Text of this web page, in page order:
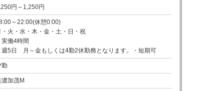
円～1,250円
～22:00(休憩0:00)
・火・水・木・金・土・日・祝
実働4時間
週5日 月～金もしくは4勤2休勤務となります。・短期可
勤
濃加茂M